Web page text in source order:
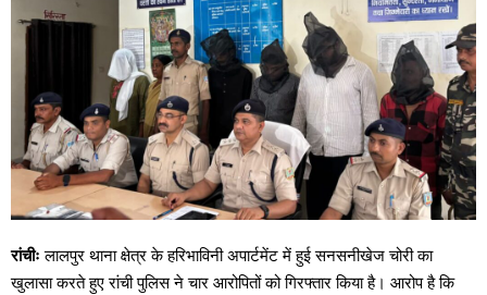
रांचीः लालपुर थाना क्षेत्र के हरिभाविनी अपार्टमेंट में हुई सनसनीखेज चोरी का
खुलासा करते हुए रांची पुलिस ने चार आरोपितों को गिरफ्तार किया है। आरोप है कि